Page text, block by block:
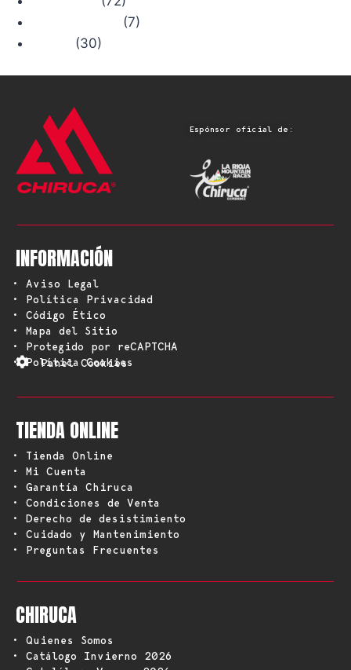
(7)
(30)
Espónsor oficial de:
INFORMACIÓN
• Aviso Legal
• Política Privacidad
• Código Ético
• Mapa del Sitio
• Protegido por reCAPTCHA
• Política Cookies
Panel Cookies
TIENDA ONLINE
• Tienda Online
• Mi Cuenta
• Garantía Chiruca
• Condiciones de Venta
• Derecho de desistimiento
• Cuidado y Mantenimiento
• Preguntas Frecuentes
CHIRUCA
• Quienes Somos
• Catálogo Invierno 2026